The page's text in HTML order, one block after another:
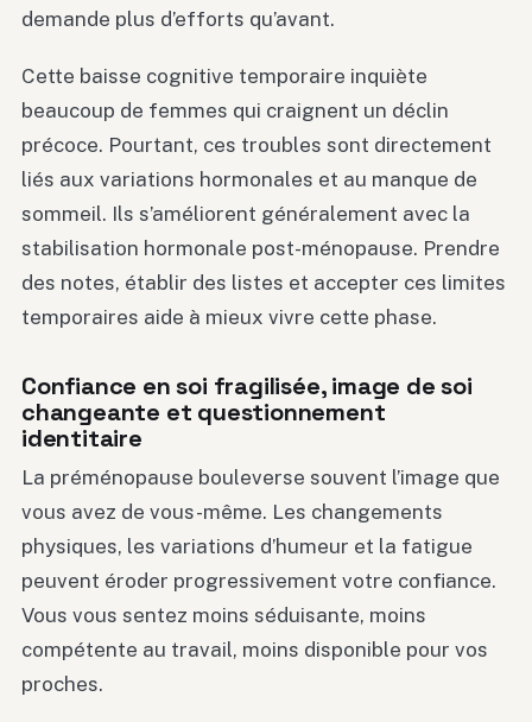
demande plus d’efforts qu’avant.
Cette baisse cognitive temporaire inquiète
beaucoup de femmes qui craignent un déclin
précoce. Pourtant, ces troubles sont directement
liés aux variations hormonales et au manque de
sommeil. Ils s’améliorent généralement avec la
stabilisation hormonale post-ménopause. Prendre
des notes, établir des listes et accepter ces limites
temporaires aide à mieux vivre cette phase.
Confiance en soi fragilisée, image de soi
changeante et questionnement
identitaire
La préménopause bouleverse souvent l’image que
vous avez de vous-même. Les changements
physiques, les variations d’humeur et la fatigue
peuvent éroder progressivement votre confiance.
Vous vous sentez moins séduisante, moins
compétente au travail, moins disponible pour vos
proches.